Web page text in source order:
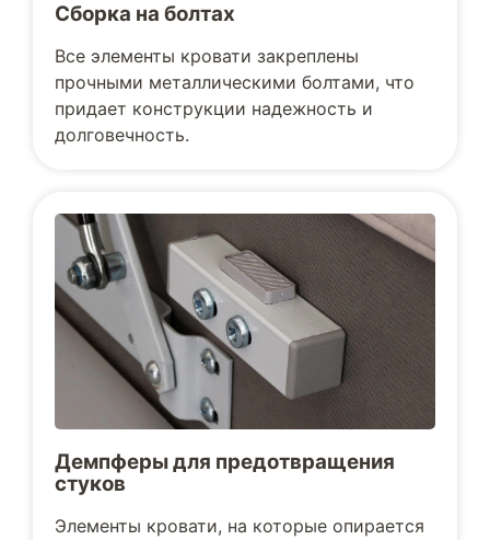
Сборка на болтах
Все элементы кровати закреплены
прочными металлическими болтами, что
придает конструкции надежность и
долговечность.
Демпферы для предотвращения
стуков
Элементы кровати, на которые опирается